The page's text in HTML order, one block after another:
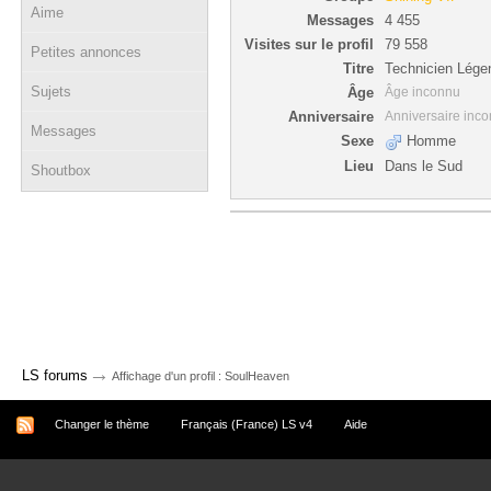
Aime
Petites annonces
Sujets
Messages
Shoutbox
Messages
4 455
Visites sur le profil
79 558
Titre
Technicien
Âge
Âge inconnu
Anniversaire Anniversaire
Sexe
Homme
Lieu
Dans le Sud
LS forums → Affichage d'un profil : SoulHeaven
Changer le thème Français (France) LS v4 Aide